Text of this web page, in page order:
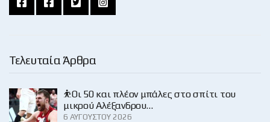
Τελευταία Άρθρα
⛹️Οι 50 και πλέον μπάλες στο σπίτι του
μικρού Αλέξανδρου…
6 ΑΥΓΟΎΣΤΟΥ 2026